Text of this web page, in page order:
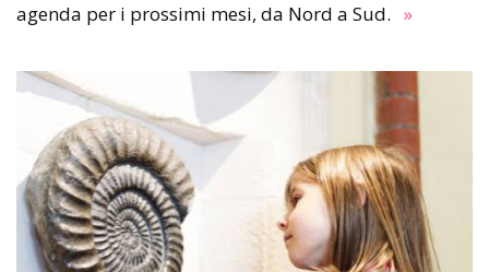
agenda per i prossimi mesi, da Nord a Sud. »